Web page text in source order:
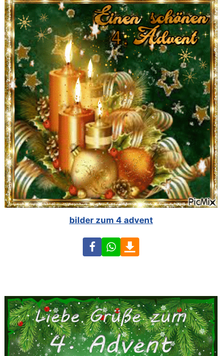
bilder zum 4 advent
FacebookWhatsApp